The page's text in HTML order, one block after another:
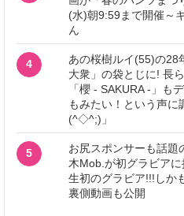
(水)朝9:59まで開催～
ん
4
あの桜樹ルイ(55)の28
大衆」の袋とじに! 長
「櫻 - SAKURA -」も
もみたい！という声に
(^◇^;)」
5
お尻スポンサーも話題
木Mob.が初グラビア
生初のグラビア!!!しか
裏側動画も公開